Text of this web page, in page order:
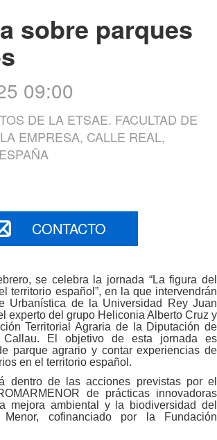
sobre parques
09:00
DE LA ETSAE. FACULTAD DE
EMPRESA, CALLE REAL,
CONTACTO
se celebra la jornada “La figura del
territorio español”, en la que intervendrán
Urbanística de la Universidad Rey Juan
experto del grupo Heliconia Alberto Cruz y
Territorial Agraria de la Diputación de
Callau. El objetivo de esta jornada es
parque agrario y contar experiencias de
en el territorio español.
dentro de las acciones previstas por el
de prácticas innovadoras
mejora ambiental y la biodiversidad del
cofinanciado por la Fundación